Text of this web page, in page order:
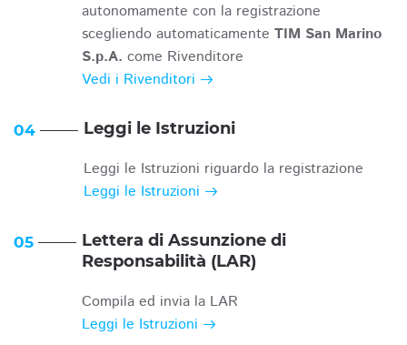
autonomamente con la registrazione
scegliendo automaticamente TIM San Marino
S.p.A. come Rivenditore
Vedi i Rivenditori
04 Leggi le Istruzioni
Leggi le Istruzioni riguardo la registrazione
Leggi le Istruzioni
05
Lettera di Assunzione di
Responsabilità (LAR)
Compila ed invia la LAR
Leggi le Istruzioni